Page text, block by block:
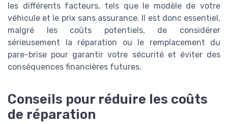
les différents facteurs, tels que le modèle de votre
véhicule et le prix sans assurance. Il est donc essentiel,
malgré les coûts potentiels, de considérer
sérieusement la réparation ou le remplacement du
pare-brise pour garantir votre sécurité et éviter des
conséquences financières futures.
Conseils pour réduire les coûts
de réparation